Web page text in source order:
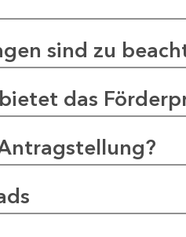
sind zu
das